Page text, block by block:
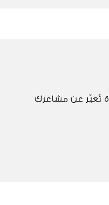
تُعبّر عن مشاعرك